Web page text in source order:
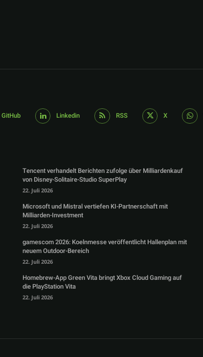
GitHub Linkedin RSS X
Tencent verhandelt Berichten zufolge über Milliardenkauf
von Disney-Solitaire-Studio SuperPlay
22. Juli 2026
Microsoft und Mistral vertiefen KI-Partnerschaft mit
Milliarden-Investment
22. Juli 2026
gamescom 2026: Koelnmesse veröffentlicht Hallenplan mit
neuem Outdoor-Bereich
22. Juli 2026
Homebrew-App Green Vita bringt Xbox Cloud Gaming auf
die PlayStation Vita
22. Juli 2026